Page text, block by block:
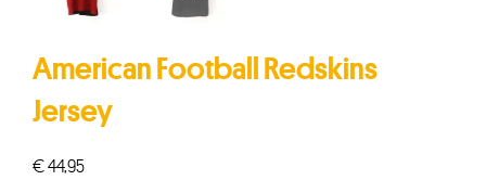
American Football Redskins
Jersey
€44,95